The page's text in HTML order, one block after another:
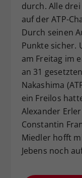
durch. Alle
auf der ATP-
Durch seinen
Punkte sicher.
am Freitag im
an 31
Nakashima
ein Freilos
Alexander
Constantin
Miedler hofft
Jebens noch